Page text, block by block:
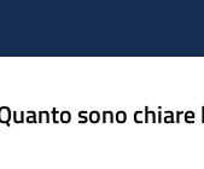
sono